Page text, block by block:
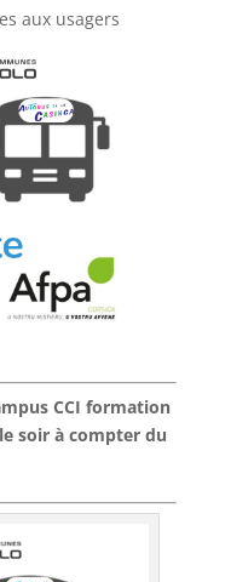
aux usagers
CCI formation
soir à compter du